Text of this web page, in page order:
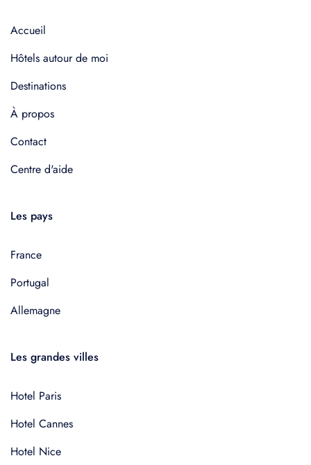
Accueil
Hôtels autour de moi
Destinations
À propos
Contact
Centre d'aide
Les pays
France
Portugal
Allemagne
Les grandes villes
Hotel Paris
Hotel Cannes
Hotel Nice